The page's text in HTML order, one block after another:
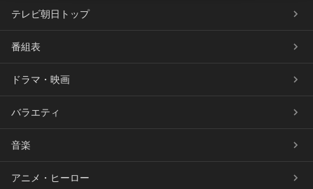
テレビ朝日トップ
番組表
ドラマ・映画
バラエティ
音楽
アニメ・ヒーロー